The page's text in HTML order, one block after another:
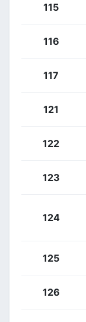
115
116
117
121
122
123
124
125
126